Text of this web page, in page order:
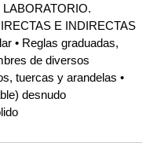
E INDIRECTAS
• Reglas graduadas,
de diversos
tuercas y arandelas •
desnudo